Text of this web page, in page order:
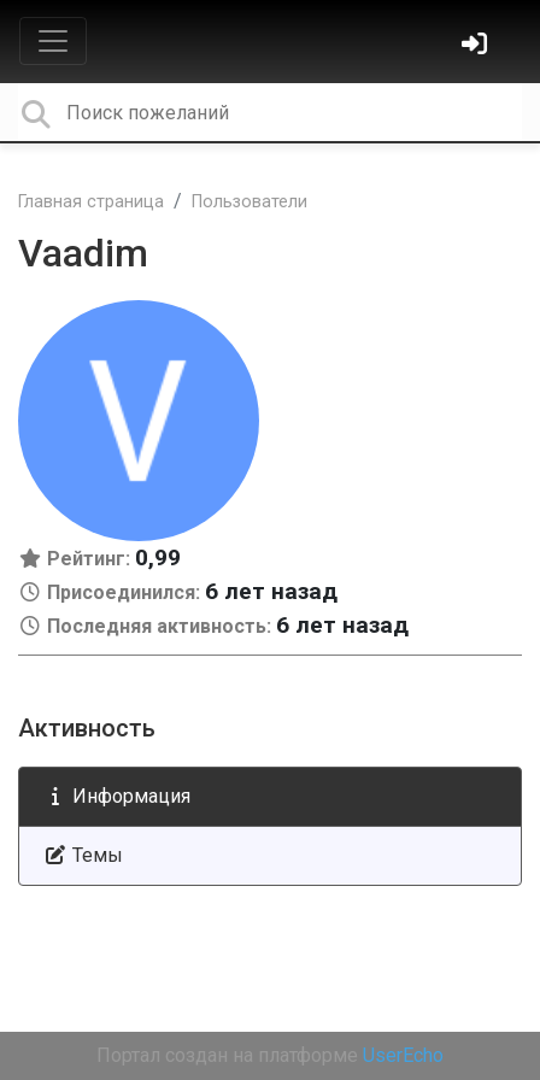
Главная страница Пользователи
Vaadim
Рейтинг: 0,99
Присоединился: 6 лет назад
Последняя активность: 6 лет назад
Активность
Информация
Темы
Портал создан на платформе UserEcho